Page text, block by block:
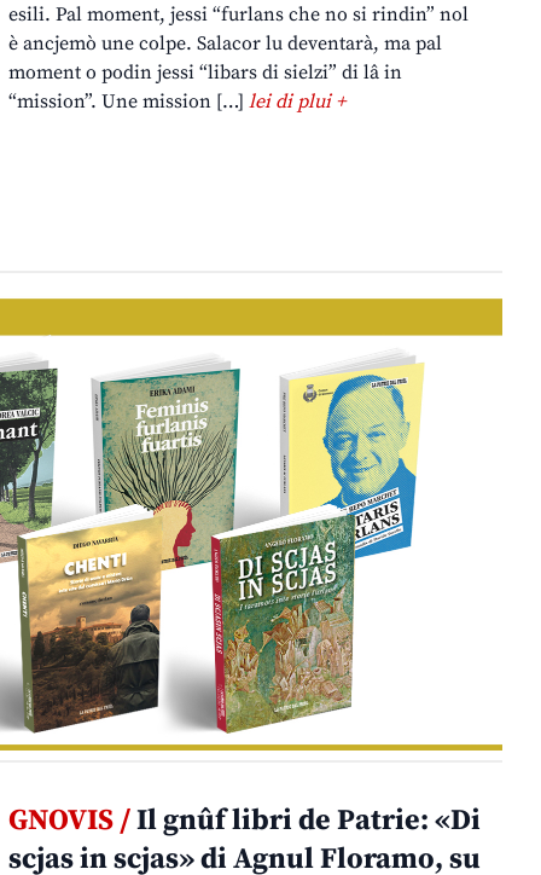
esili. Pal moment, jessi “furlans che no si rindin” nol
è ancjemò une colpe. Salacor lu deventarà, ma pal
moment o podin jessi “libars di sielzi” di lâ in
“mission”. Une mission […]lei di plui +
GNOVIS /Il gnûf libri de Patrie: «Di
scjas in scjas» di Agnul Floramo, su